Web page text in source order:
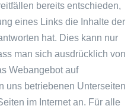
bereits entschieden,
eines Links die Inhalte der
hat. Dies kann nur
man sich ausdrücklich von
Webangebot auf
uns betriebenen Unterseiten
im Internet an. Für alle